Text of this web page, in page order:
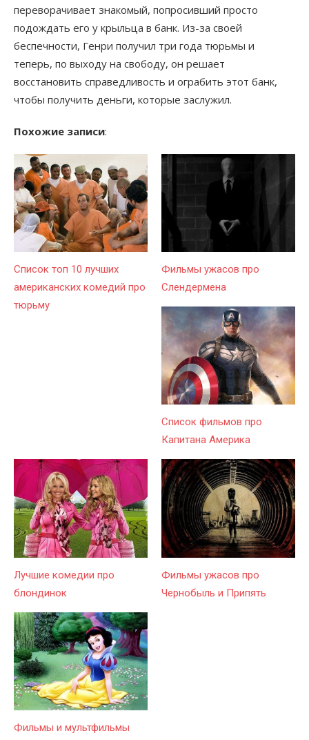
переворачивает знакомый, попросивший просто
подождать его у крыльца в банк. Из-за своей
беспечности, Генри получил три года тюрьмы и
теперь, по выходу на свободу, он решает
восстановить справедливость и ограбить этот банк,
чтобы получить деньги, которые заслужил.
Похожие записи:
Список топ 10 лучших
американских комедий про
тюрьму
Фильмы ужасов про
Слендермена
Список фильмов про
Капитана Америка
Лучшие комедии про
блондинок
Фильмы ужасов про
Чернобыль и Припять
Фильмы и мультфильмы